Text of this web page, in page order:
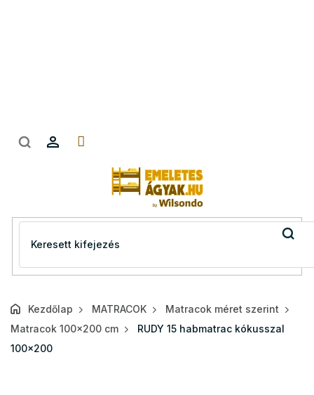
Kezdőlap MATRACOK
Matracok méret szerint
Matracok 100x200 cm
RUDY 15 habmatrac kókusszal
100x200